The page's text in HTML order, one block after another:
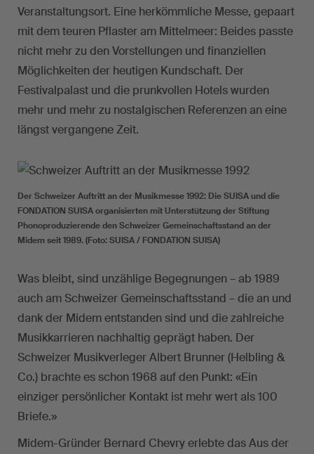
Veranstaltungsort. Eine herkömmliche Messe, gepaart
mit dem teuren Pflaster am Mittelmeer: Beides passte
nicht mehr zu den Vorstellungen und finanziellen
Möglichkeiten der heutigen Kundschaft. Der
Festivalpalast und die prunkvollen Hotels wurden
mehr und mehr zu nostalgischen Referenzen an eine
längst vergangene Zeit.
Der Schweizer Auftritt an der Musikmesse 1992: Die SUISA und die
FONDATION SUISA organisierten mit Unterstützung der Stiftung
Phonoproduzierende den Schweizer Gemeinschaftsstand an der
Midem seit 1989. (Foto: SUISA / FONDATION SUISA)
Was bleibt, sind unzählige Begegnungen – ab 1989
auch am Schweizer Gemeinschaftsstand – die an und
dank der Midem entstanden sind und die zahlreiche
Musikkarrieren nachhaltig geprägt haben. Der
Schweizer Musikverleger Albert Brunner (Helbling &
Co.) brachte es schon 1968 auf den Punkt: «Ein
einziger persönlicher Kontakt ist mehr wert als 100
Briefe.»
Midem-Gründer Bernard Chevry erlebte das Aus der